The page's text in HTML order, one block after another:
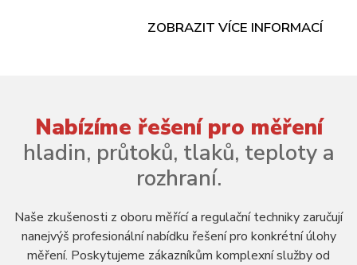
ZOBRAZIT VÍCE INFORMACÍ
Nabízíme řešení pro měření
hladin, průtoků, tlaků, teploty a
rozhraní.
Naše zkušenosti z oboru měřící a regulační techniky zaručují
nanejvýš profesionální nabídku řešení pro konkrétní úlohy
měření. Poskytujeme zákazníkům komplexní služby od